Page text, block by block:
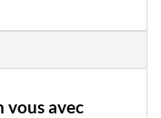
vous avec